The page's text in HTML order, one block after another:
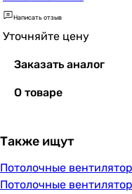
Написать отзыв
Уточняйте цену
Заказать аналог
О товаре
Также ищут
Потолочные
Потолочные